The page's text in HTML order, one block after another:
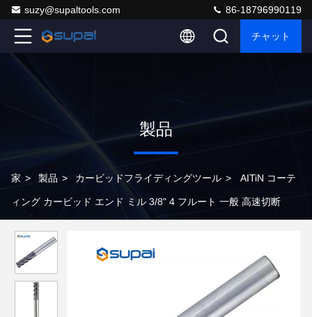
suzy@supaltools.com 86-18796990119
チャット
製品
家 > 製品 > カービッドフライディングツール > AITiN コーテ
ィング カービッド エンド ミル 3/8" 4 フルート 一般 高速切断